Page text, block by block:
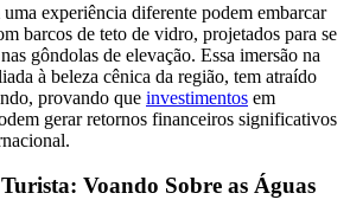
experiência diferente podem embarcar
barcos de teto de vidro, projetados para se
gôndolas de elevação. Essa imersão na
à beleza cênica da região, tem atraído
provando que investimentos em
gerar retornos financeiros significativos
Voando Sobre as Águas